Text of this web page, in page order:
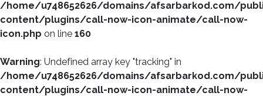
/home/u748652626/domains/afsarbarkod.com/
content/plugins/call-now-icon-animate/call-now-
icon.php on line 160
Warning: Undefined array key "tracking" in
/home/u748652626/domains/afsarbarkod.com/
content/plugins/call-now-icon-animate/call-now-